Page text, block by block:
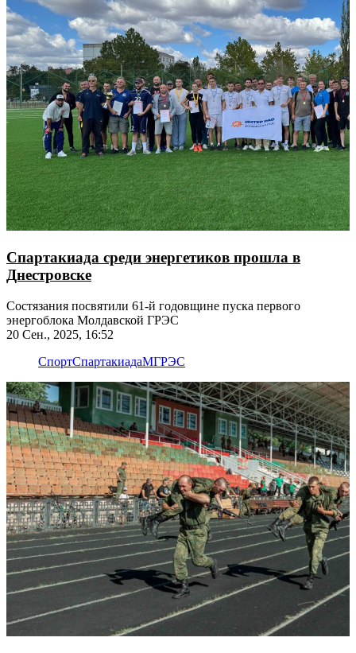
Спартакиада среди энергетиков прошла в
Днестровске
Состязания посвятили 61-й годовщине пуска первого
энергоблока Молдавской ГРЭС
20 Сен., 2025, 16:52
СпортСпартакиадаМГРЭС